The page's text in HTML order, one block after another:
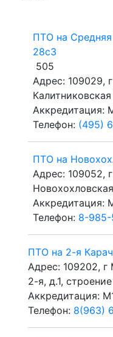
ПТО на Средняя
28с3
505
Адрес: 109029,
Аккредитация:
Телефон: (495)
ПТО на
Адрес: 109052,
Аккредитация:
Телефон: 8-
ПТО на 2-я
Адрес: 109202, г
2-я, д.1, строение
Аккредитация:
Телефон: 8(963)